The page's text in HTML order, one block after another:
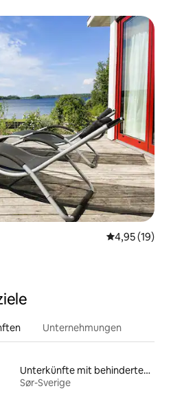
4,95 (19)
Unternehmungen
Unterkünfte mit behindertengerechtem Bett
Sør-Sverige